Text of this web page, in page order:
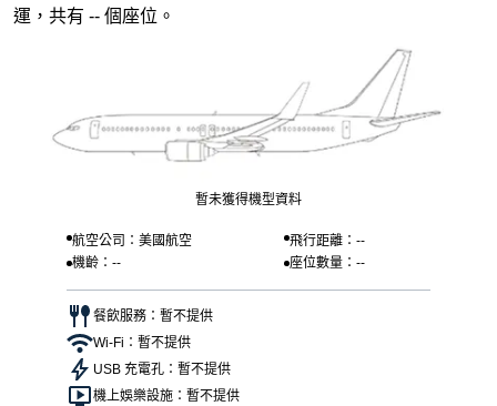
運，共有 -- 個座位。
暫未獲得機型資料
航空公司：美國航空
飛行距離：--
機齡：--
座位數量：--
餐飲服務：暫不提供
Wi-Fi：暫不提供
USB 充電孔：暫不提供
機上娛樂設施：暫不提供